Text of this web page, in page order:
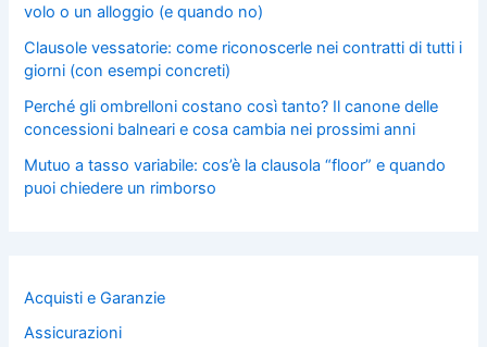
volo o un alloggio (e quando no)
Clausole vessatorie: come riconoscerle nei contratti di tutti i
giorni (con esempi concreti)
Perché gli ombrelloni costano così tanto? Il canone delle
concessioni balneari e cosa cambia nei prossimi anni
Mutuo a tasso variabile: cos’è la clausola “floor” e quando
puoi chiedere un rimborso
Acquisti e Garanzie
Assicurazioni